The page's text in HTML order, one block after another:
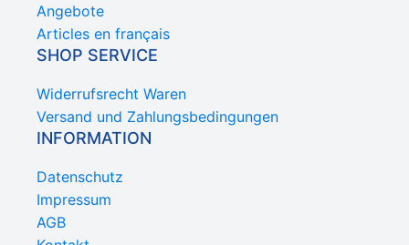
Angebote
Articles en français
SHOP SERVICE
Widerrufsrecht Waren
Versand und Zahlungsbedingungen
INFORMATION
Datenschutz
Impressum
AGB